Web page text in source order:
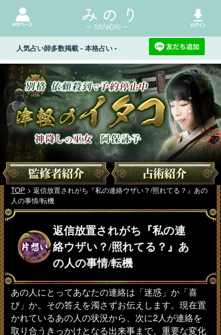
人気占い師多数掲載 - 本格占い -
TOP > 返信放置されがち『私の連絡ウザい？/照れてる？』あの
人の事情/転機
返信放置されがち『私の連
絡ウザい？/照れてる？』あ
の人の事情/転機
あの人にとってあなたの連絡は「迷惑」か「喜
び」か。その答えを濁さずお伝えします。現在置
かれているあの人の状況から、次に2人が連絡を
取り合うきっかけとなる出来事まで、重要な変化